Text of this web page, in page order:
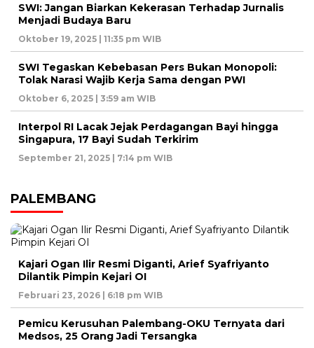
SWI: Jangan Biarkan Kekerasan Terhadap Jurnalis
Menjadi Budaya Baru
Oktober 19, 2025 | 11:35 pm WIB
SWI Tegaskan Kebebasan Pers Bukan Monopoli:
Tolak Narasi Wajib Kerja Sama dengan PWI
Oktober 6, 2025 | 3:59 am WIB
Interpol RI Lacak Jejak Perdagangan Bayi hingga
Singapura, 17 Bayi Sudah Terkirim
September 21, 2025 | 7:14 pm WIB
PALEMBANG
Kajari Ogan Ilir Resmi Diganti, Arief Syafriyanto
Dilantik Pimpin Kejari OI
Februari 23, 2026 | 6:18 pm WIB
Pemicu Kerusuhan Palembang-OKU Ternyata dari
Medsos, 25 Orang Jadi Tersangka